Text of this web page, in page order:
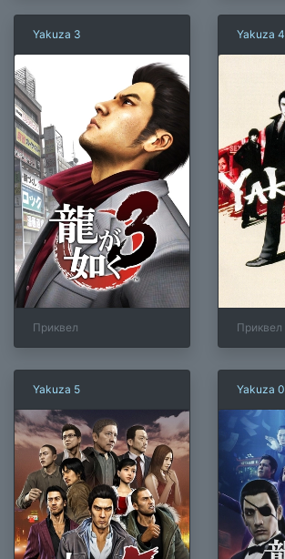
Yakuza 3
Приквел
Yakuza 4
Приквел
Yakuza 5 Yakuza 0